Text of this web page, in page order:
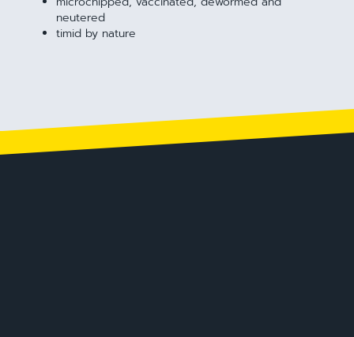
neutered
timid by nature